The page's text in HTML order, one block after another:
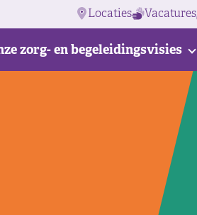
Locaties Vacatures
zorg- en begeleidingsvisies